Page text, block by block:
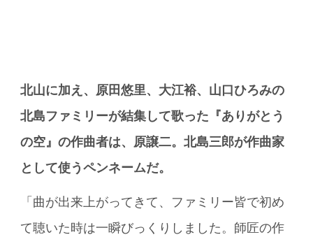
北山に加え、原田悠里、大江裕、山口ひろみの
北島ファミリーが結集して歌った『ありがとう
の空』の作曲者は、原譲二。北島三郎が作曲家
として使うペンネームだ。
「曲が出来上がってきて、ファミリー皆で初め
て聴いた時は一瞬びっくりしました。師匠の作